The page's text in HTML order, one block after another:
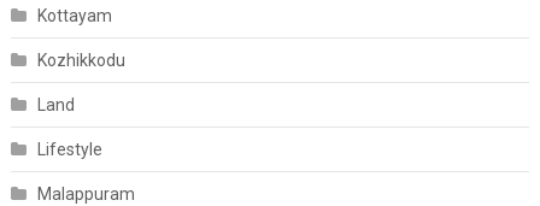
Kottayam
Kozhikkodu
Land
Lifestyle
Malappuram